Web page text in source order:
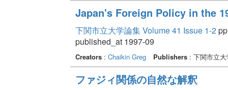
Japan's Foreign Policy in the
下関市立大学論集 Volume 41 Issue 1-2
published_at 1997-09
Creators: Chaikin Greg Publishers: 下関市立大
ファジィ関係の自然な解釈